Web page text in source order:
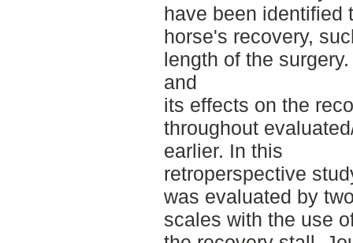
have been identified
horse's recovery,
length of the
and
its effects on the
throughout
earlier. In this
retroperspective
was evaluated by
scales with the use